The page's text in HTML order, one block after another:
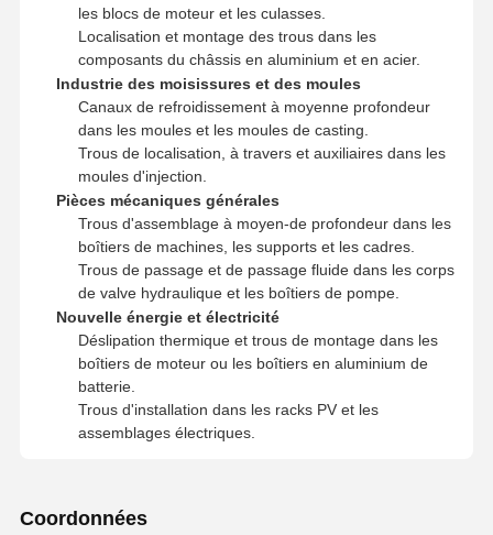
les blocs de moteur et les culasses.
Localisation et montage des trous dans les
composants du châssis en aluminium et en acier.
Industrie des moisissures et des moules
Canaux de refroidissement à moyenne profondeur
dans les moules et les moules de casting.
Trous de localisation, à travers et auxiliaires dans les
moules d'injection.
Pièces mécaniques générales
Trous d'assemblage à moyen-de profondeur dans les
boîtiers de machines, les supports et les cadres.
Trous de passage et de passage fluide dans les corps
de valve hydraulique et les boîtiers de pompe.
Nouvelle énergie et électricité
Déslipation thermique et trous de montage dans les
boîtiers de moteur ou les boîtiers en aluminium de
batterie.
Trous d'installation dans les racks PV et les
assemblages électriques.
Coordonnées